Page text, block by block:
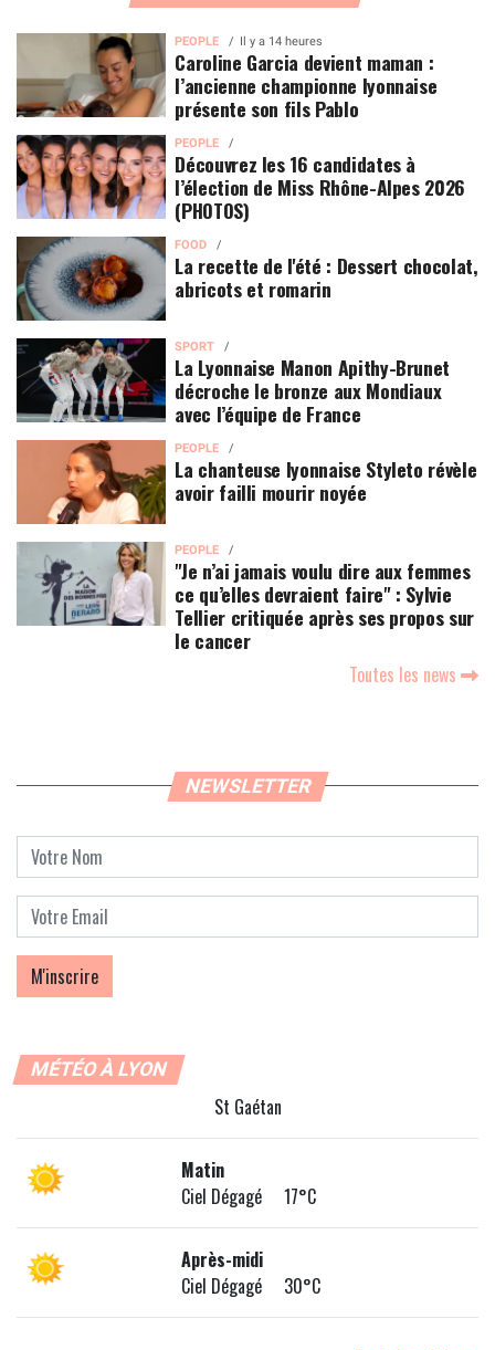
PEOPLE Il y a 14 heures
Caroline Garcia devient maman :
l’ancienne championne lyonnaise
présente son fils Pablo
PEOPLE
Découvrez les 16 candidates à
l’élection de Miss Rhône-Alpes 2026
(PHOTOS)
FOOD
La recette de l'été : Dessert chocolat,
abricots et romarin
SPORT
La Lyonnaise Manon Apithy-Brunet
décroche le bronze aux Mondiaux
avec l’équipe de France
PEOPLE
La chanteuse lyonnaise Styleto révèle
avoir failli mourir noyée
PEOPLE
"Je n’ai jamais voulu dire aux femmes
ce qu’elles devraient faire" : Sylvie
Tellier critiquée après ses propos sur
le cancer
Toutes les news
NEWSLETTER
MÉTÉO À LYON
St Gaétan
Matin
Ciel Dégagé 17°C
Après-midi
Ciel Dégagé 30°C